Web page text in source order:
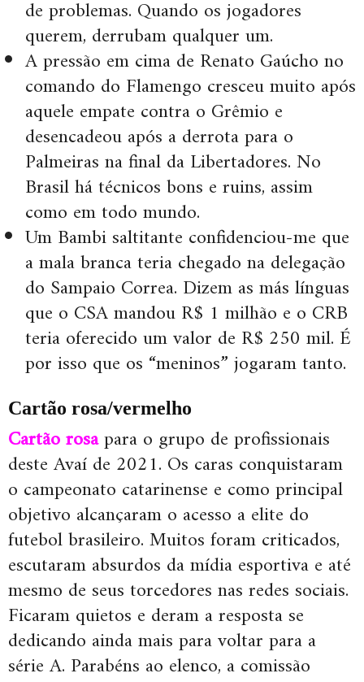
de problemas. Quando os jogadores
querem, derrubam qualquer um.
A pressão em cima de Renato Gaúcho no
comando do Flamengo cresceu muito após
aquele empate contra o Grêmio e
desencadeou após a derrota para o
Palmeiras na final da Libertadores. No
Brasil há técnicos bons e ruins, assim
como em todo mundo.
Um Bambi saltitante confidenciou-me que
a mala branca teria chegado na delegação
do Sampaio Correa. Dizem as más línguas
que o CSA mandou R$ 1 milhão e o CRB
teria oferecido um valor de R$ 250 mil. É
por isso que os “meninos” jogaram tanto.
Cartão rosa/vermelho
Cartão rosapara o grupo de profissionais
deste Avaí de 2021. Os caras conquistaram
o campeonato catarinense e como principal
objetivo alcançaram o acesso a elite do
futebol brasileiro. Muitos foram criticados,
escutaram absurdos da mídia esportiva e até
mesmo de seus torcedores nas redes sociais.
Ficaram quietos e deram a resposta se
dedicando ainda mais para voltar para a
série A. Parabéns ao elenco, a comissão